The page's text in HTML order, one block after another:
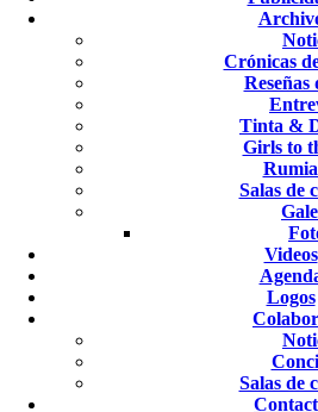
Crónicas
Reseñas
Tinta &
Girls to
Salas de
Videos
Logos
Salas de